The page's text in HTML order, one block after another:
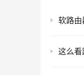
    注意：在设置路由器的3C和5G时，建议设置强密码，并定期更换。同时，也可以通过其他安全措施来保护无
软路
这么